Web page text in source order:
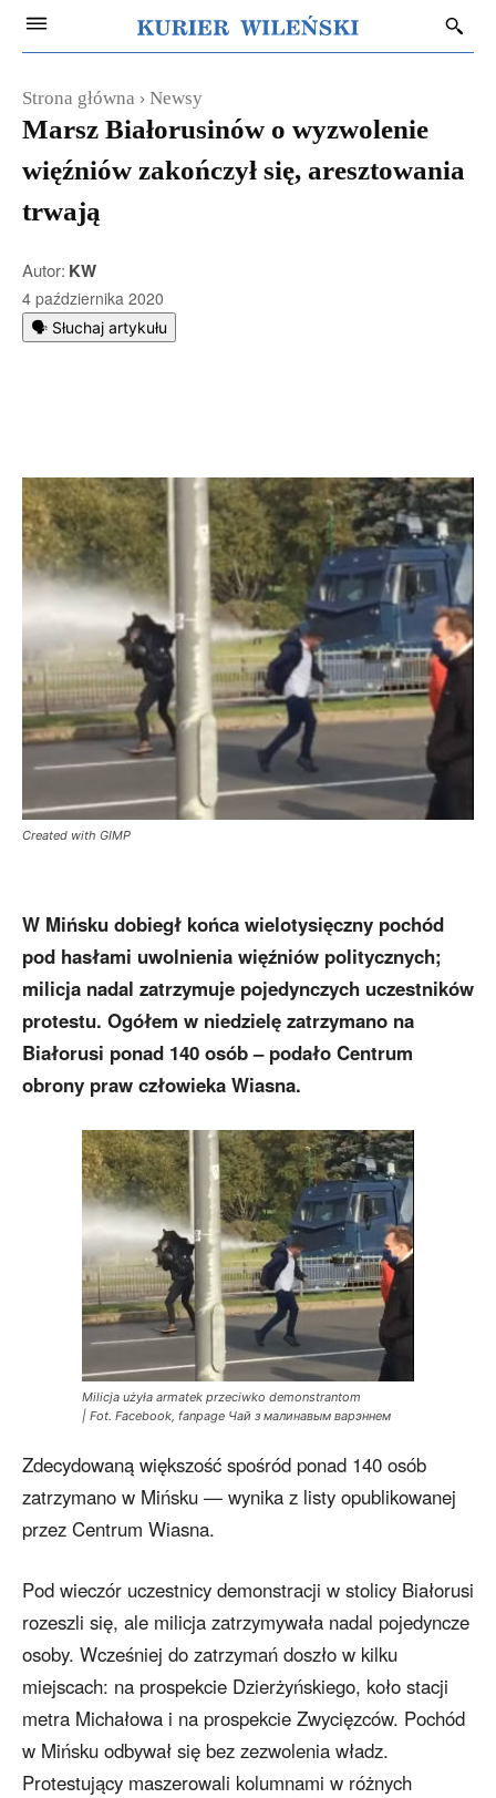
Strona główna Newsy
Marsz Białorusinów o wyzwolenie
więźniów zakończył się, aresztowania
trwają
Autor: KW
4 października 2020
🗣️ Słuchaj artykułu
Created with GIMP
W Mińsku dobiegł końca wielotysięczny pochód
pod hasłami uwolnienia więźniów politycznych;
milicja nadal zatrzymuje pojedynczych uczestników
protestu. Ogółem w niedzielę zatrzymano na
Białorusi ponad 140 osób – podało Centrum
obrony praw człowieka Wiasna.
Milicja użyła armatek przeciwko demonstrantom
| Fot. Facebook, fanpage Чай з малинавым варэннем
Zdecydowaną większość spośród ponad 140 osób
zatrzymano w Mińsku — wynika z listy opublikowanej
przez Centrum Wiasna.
Pod wieczór uczestnicy demonstracji w stolicy Białorusi
rozeszli się, ale milicja zatrzymywała nadal pojedyncze
osoby. Wcześniej do zatrzymań doszło w kilku
miejscach: na prospekcie Dzierżyńskiego, koło stacji
metra Michałowa i na prospekcie Zwycięzców. Pochód
w Mińsku odbywał się bez zezwolenia władz.
Protestujący maszerowali kolumnami w różnych